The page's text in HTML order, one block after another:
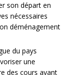
son départ en
nécessaires
déménagement
du pays
une
des cours avant